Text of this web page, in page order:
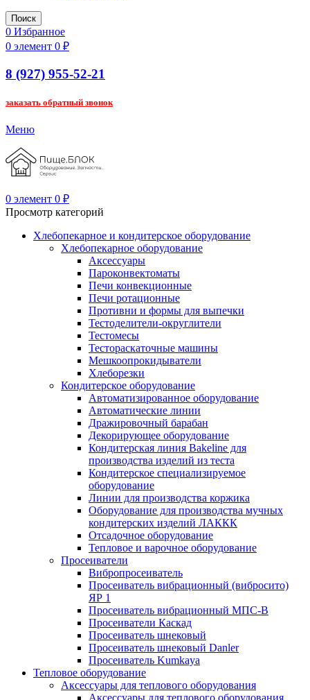
Поиск
0 Избранное
0 элемент 0 ₽
8 (927) 955-52-21
заказать обратный звонок
Меню
0 элемент 0 ₽
Просмотр категорий
Хлебопекарное и кондитерское оборудование
Хлебопекарное оборудование
Аксессуары
Пароконвектоматы
Печи конвекционные
Печи ротационные
Противни и формы для выпечки
Тестоделители-округлители
Тестомесы
Тестораскаточные машины
Мешкоопрокидыватели
Хлеборезки
Кондитерское оборудование
Автоматизированное оборудование
Автоматические линии
Дражировочный барабан
Декорирующее оборудование
Кондитерская линия Bakeline для
производства изделий из теста
Кондитерское специализируемое
оборудование
Линии для производства коржика
Оборудование для производства мучных
кондитерских изделий ЛАККК
Отсадочное оборудование
Тепловое и варочное оборудование
Просеиватели
Вибропросеиватель
Просеиватель вибрационный (вибросито)
ЯР 1
Просеиватель вибрационный МПС-В
Просеиватели Каскад
Просеиватель шнековый
Просеиватель шнековый Danler
Просеиватель Kumkaya
Тепловое оборудование
Аксессуары для теплового оборудования
Аксессуары для теплового оборудования